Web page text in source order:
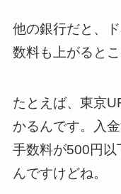
他の銀行だと、
数料も上がると
たとえば、東京
かるんです。入
手数料が500円以
んですけどね。